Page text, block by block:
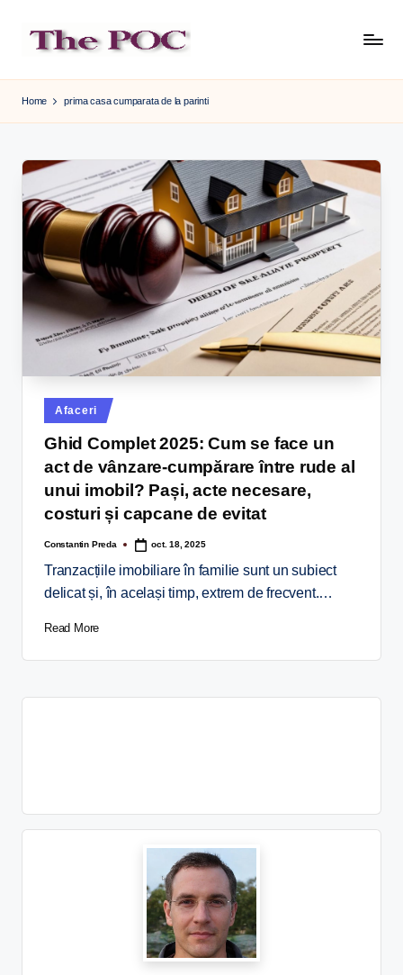
content
Home prima casa cumparata de la parinti
Afaceri
Ghid Complet 2025: Cum se face un
act de vânzare-cumpărare între rude al
unui imobil? Pași, acte necesare,
costuri și capcane de evitat
Constantin Preda oct. 18, 2025
Tranzacțiile imobiliare în familie sunt un subiect
delicat și, în același timp, extrem de frecvent.…
Read More